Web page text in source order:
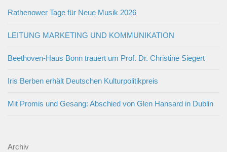
Rathenower Tage für Neue Musik 2026
LEITUNG MARKETING UND KOMMUNIKATION
Beethoven-Haus Bonn trauert um Prof. Dr. Christine Siegert
Iris Berben erhält Deutschen Kulturpolitikpreis
Mit Promis und Gesang: Abschied von Glen Hansard in Dublin
Archiv